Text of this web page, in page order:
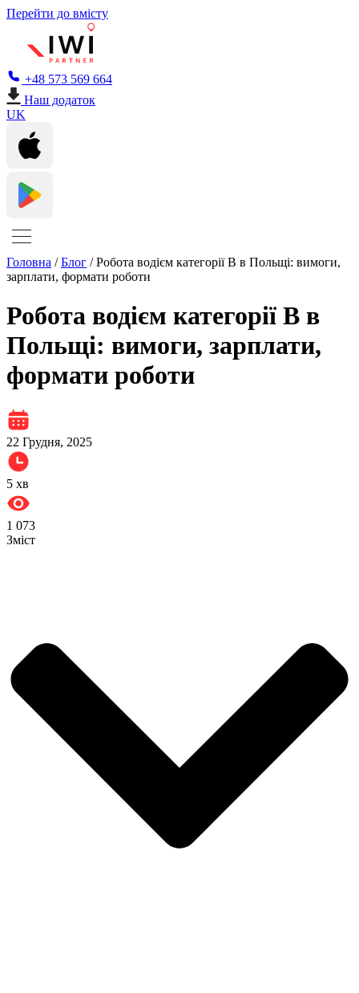
Перейти до вмісту
+48 573 569 664
Наш додаток
UK
Головна /Блог /Робота водієм категорії B в Польщі: вимоги,
зарплати, формати роботи
Робота водієм категорії B в
Польщі: вимоги, зарплати,
формати роботи
22 Грудня, 2025
5 хв
1 073
Зміст